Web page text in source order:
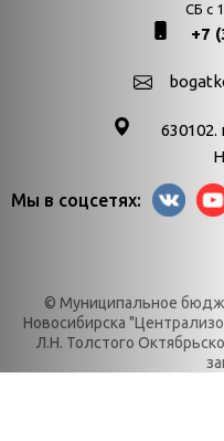
Календарь
Богатков
Новости
Категории
О нас
СБ с
+7
630102.
Мы в соцсетях:
© Муниципальное
Новосибирска
Л.Н. Толстого